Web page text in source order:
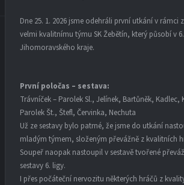
Dne 25. 1. 2026 jsme odehráli první utkání v rámci
velmi kvalitnímu týmu SK Žebětín, který působí v
Jihomoravského kraje.
První poločas – sestava:
Trávníček – Parolek Sl., Jelínek, Bartůněk, Kadlec,
Parolek Št., Štefl, Červinka, Nechuta
Už ze sestavy bylo patrné, že jsme do utkání
mladým týmem, složeným převážně z kvalitních
Soupeř naopak nastoupil v sestavě tvořené
sestavy 6. ligy.
I přes počáteční nervozitu některých hráčů z